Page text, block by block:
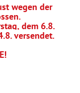
wegen der
dem 6.8.
versendet.